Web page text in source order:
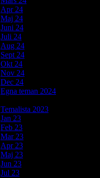
Apr 24
Maj 24
Juni 24
Juli 24
Aug 24
Sept 24
Okt 24
Nov 24
Dec 24
Egna teman 2024
Temalista 2023
Jan 23
Feb 23
Mar 23
Apr 23
Maj 23
Jun 23
Jul 23